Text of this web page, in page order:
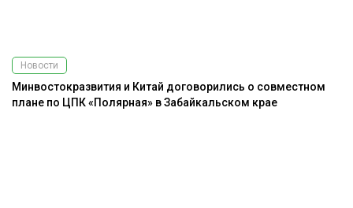
Новости
Минвостокразвития и Китай договорились о совместном
плане по ЦПК «Полярная» в Забайкальском крае